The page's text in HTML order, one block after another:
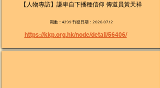
【人物專訪】謙卑自下播種信仰 傳道員黃天祥
期數：4299 刊登日期：2026.07.12
https://kkp.org.hk/node/detail/56406/